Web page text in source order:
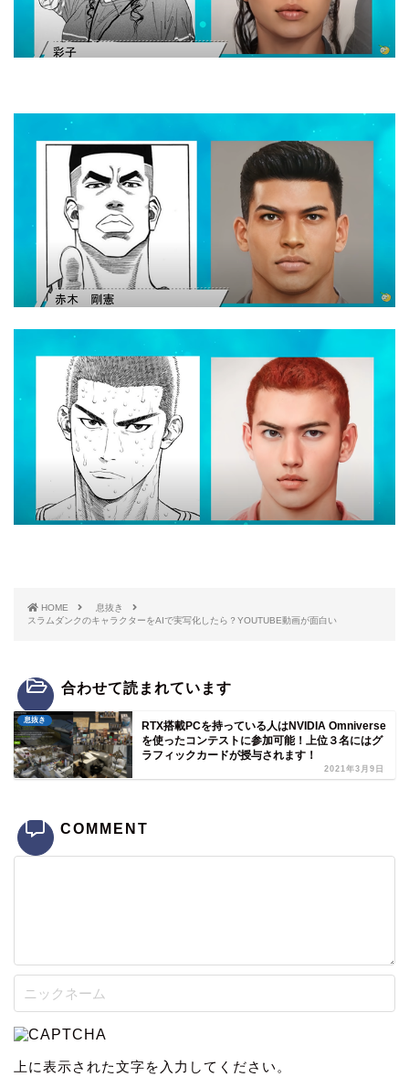
HOME
息抜き
スラムダンクのキャラクターをAIで実写化したら？YOUTUBE動画が面白い
合わせて読まれています
息抜き
RTX搭載PCを持っている人はNVIDIA Omniverse
を使ったコンテストに参加可能！上位３名にはグ
ラフィックカードが授与されます！
2021年3月9日
COMMENT
上に表示された文字を入力してください。